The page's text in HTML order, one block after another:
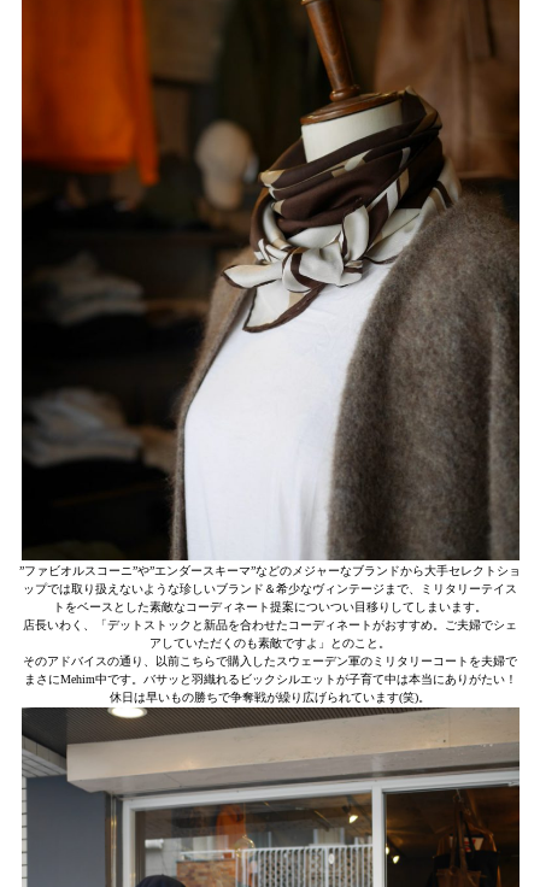
”ファビオルスコーニ”や”エンダースキーマ”などのメジャーなブランドから大手セレクトショ
ップでは取り扱えないような珍しいブランド＆希少なヴィンテージまで、ミリタリーテイス
トをベースとした素敵なコーディネート提案についつい目移りしてしまいます。
店長いわく、「デットストックと新品を合わせたコーディネートがおすすめ。ご夫婦でシェ
アしていただくのも素敵ですよ」とのこと。
そのアドバイスの通り、以前こちらで購入したスウェーデン軍のミリタリーコートを夫婦で
まさにMehim中です。バサッと羽織れるビックシルエットが子育て中は本当にありがたい！
休日は早いもの勝ちで争奪戦が繰り広げられています(笑)。